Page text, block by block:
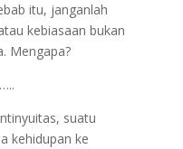
itu, janganlah
kebiasaan bukan
Mengapa?
suatu
kehidupan ke